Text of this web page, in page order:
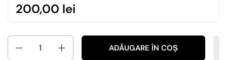
200,00 lei
Cantitate
ADĂUGARE ÎN COȘ